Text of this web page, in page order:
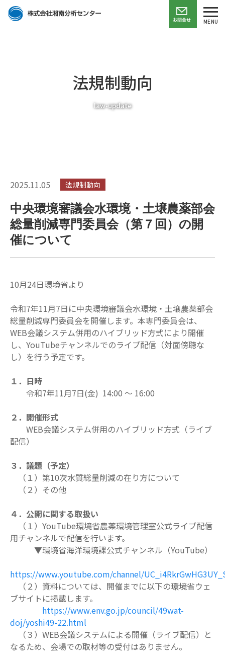
お問合せ MENU
法規制動向
law-update
2025.11.05 法規制動向
中央環境審議会水環境・土壌農薬部会
総量削減専門委員会（第７回）の開
催について
10月24日環境省より
令和7年11月7日に中央環境審議会水環境・土壌農薬部会
総量削減専門委員会を開催します。本専門委員会は、
WEB会議システム併用のハイブリッド方式により開催
し、YouTubeチャンネルでのライブ配信（対面傍聴な
し）を行う予定です。
１．日時
令和7年11月7日(金) 14:00 ～ 16:00
２．開催形式
WEB会議システム併用のハイブリッド方式（ライブ
配信）
３．議題（予定）
（１）第10次水質総量削減の在り方について
（２）その他
４．公開に関する取扱い
（１）YouTube環境省農薬環境管理室公式ライブ配信
用チャンネルで配信を行います。
▼環境省海洋環境課公式チャンネル（YouTube）
https://www.youtube.com/channel/
（２）資料については、開催までに以下の環境省ウェ
ブサイトに掲載します。
https://www.env.go.jp/council/49wat-
doj/yoshi49-22.html
（３）WEB会議システムによる開催（ライブ配信）と
なるため、会場での取材等の受付はありません。